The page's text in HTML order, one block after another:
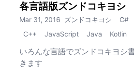
各言語版ズンドコキヨシ
Mar 31, 2016 ズンドコキヨシ C#
C++
JavaScript Java Kotlin
いろんな言語でズンドコキヨシ
きます